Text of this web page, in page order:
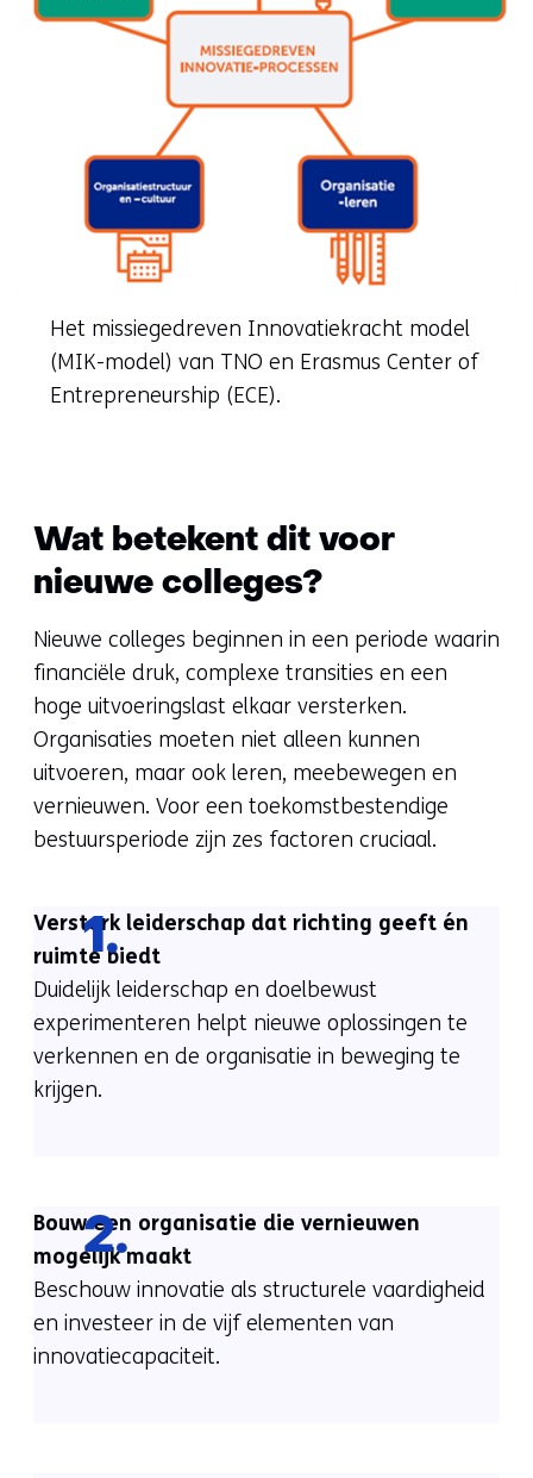
Het missiegedreven Innovatiekracht model
(MIK-model) van TNO en Erasmus Center of
Entrepreneurship (ECE).
Wat betekent dit voor
nieuwe colleges?
Nieuwe colleges beginnen in een periode waarin
financiële druk, complexe transities en een
hoge uitvoeringslast elkaar versterken.
Organisaties moeten niet alleen kunnen
uitvoeren, maar ook leren, meebewegen en
vernieuwen. Voor een toekomstbestendige
bestuursperiode zijn zes factoren cruciaal.
1.
Versterk leiderschap dat richting geeft én
ruimte biedt
Duidelijk leiderschap en doelbewust
experimenteren helpt nieuwe oplossingen te
verkennen en de organisatie in beweging te
krijgen.
2.
Bouw een organisatie die vernieuwen
mogelijk maakt
Beschouw innovatie als structurele vaardigheid
en investeer in de vijf elementen van
innovatiecapaciteit.